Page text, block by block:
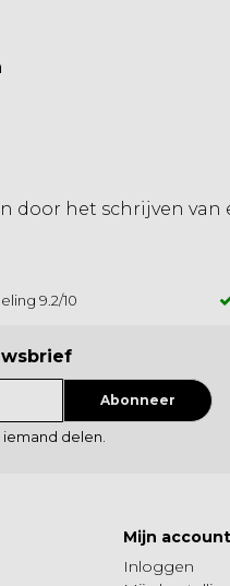
door het schrijven van
9.2/10
Abonneer
delen.
Mijn account
Inloggen